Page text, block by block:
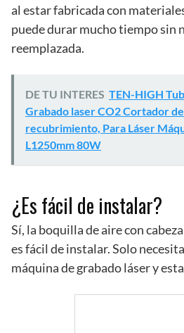
al estar fabricada con
puede durar mucho tiempo sin
reemplazada.
DE TU INTERES TEN-HIGH
Grabado laser CO2 Cortador
recubrimiento, Para Láser
L1250mm 80W
¿Es fácil de instalar?
Sí, la boquilla de aire con
es fácil de instalar. Solo
máquina de grabado láser y